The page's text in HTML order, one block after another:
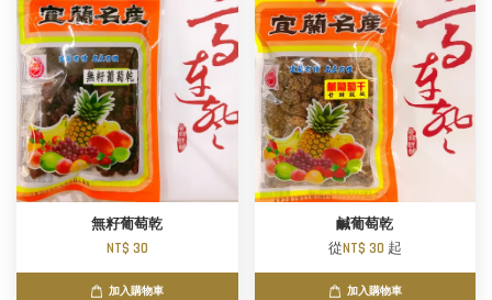
無籽葡萄乾
NT$ 30
加入購物車
鹹葡萄乾
從NT$ 30 起
加入購物車